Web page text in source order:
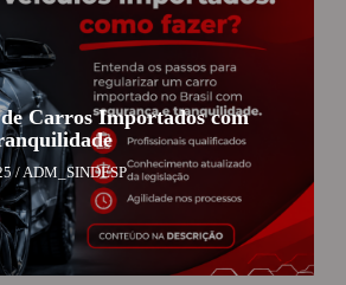
Carros Importados com
/ ADM_SINDESP